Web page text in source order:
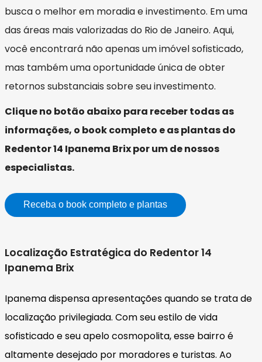
busca o melhor em moradia e investimento. Em uma
das áreas mais valorizadas do Rio de Janeiro. Aqui,
você encontrará não apenas um imóvel sofisticado,
mas também uma oportunidade única de obter
retornos substanciais sobre seu investimento.
Clique no botão abaixo para receber todas as
informações, o book completo e as plantas do
Redentor 14 Ipanema Brix por um de nossos
especialistas.
Receba o book completo e plantas
Localização Estratégica do Redentor 14
Ipanema Brix
Ipanema dispensa apresentações quando se trata de
localização privilegiada. Com seu estilo de vida
sofisticado e seu apelo cosmopolita, esse bairro é
altamente desejado por moradores e turistas. Ao